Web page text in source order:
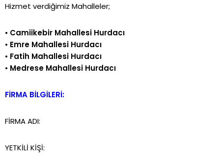
Hizmet verdiğimiz Mahalleler;
• Camiikebir Mahallesi Hurdacı
• Emre Mahallesi Hurdacı
• Fatih Mahallesi Hurdacı
• Medrese Mahallesi Hurdacı
FİRMA BİLGİLERİ:
FİRMA ADI:
YETKİLİ KİŞİ: